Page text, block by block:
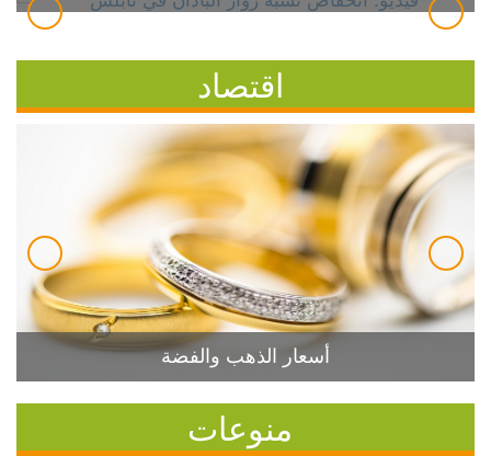
اقتصاد
أسعار الذهب والفضة
منوعات